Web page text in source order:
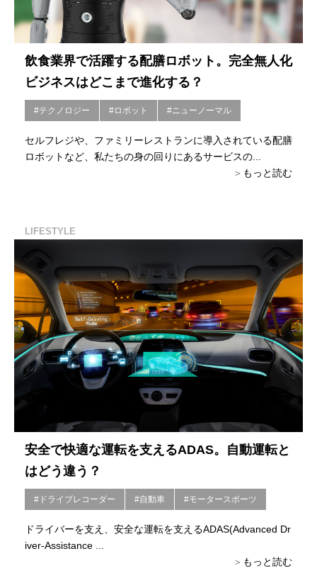
飲食業界で活躍する配膳ロボット。完全無人化
ビジネスはどこまで進化する？
#テクノロジー #ロボット #ニューノーマル
セルフレジや、ファミリーレストランに導入されている配膳
ロボットなど、私たちの身の回りにあるサービスの...
もっと読む
LIFESTYLE
安全で快適な運転を支えるADAS。自動運転と
はどう違う？
#ドライブレコーダー #自動車 #モータースポーツ
ドライバーを支え、安全な運転を支えるADAS(Advanced Dr
iver-Assistance ...
もっと読む